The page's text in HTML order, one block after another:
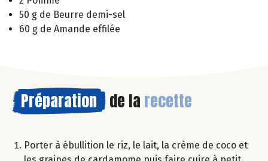
50 g de Beurre demi-sel
60 g de Amande effilée
Préparation de la recette
Porter à ébullition le riz, le lait, la crème de coco et